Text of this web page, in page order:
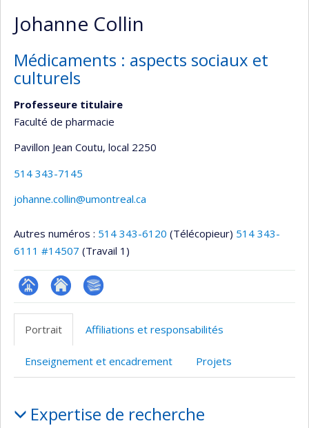
Johanne Collin
Médicaments : aspects sociaux et
culturels
Professeure titulaire
Faculté de pharmacie
Pavillon Jean Coutu, local 2250
514 343-7145
johanne.collin@umontreal.ca
Autres numéros : 514 343-6120 (Télécopieur) 514 343-
6111 #14507 (Travail 1)
Page Site
l’unité
de
Bibliographie
Portrait
Affiliations et responsabilités
Enseignement et encadrement Projets
Expertise de recherche